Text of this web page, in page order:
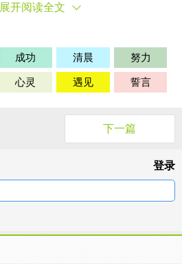
展开阅读全文
成功 清晨 努力
心灵 遇见 誓言
下一篇
登录